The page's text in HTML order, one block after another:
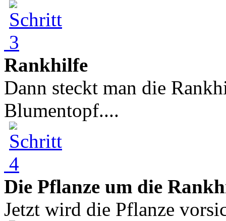
Rankhilfe
Dann steckt man die
Blumentopf....
Die Pflanze um die
Jetzt wird die Pflanze